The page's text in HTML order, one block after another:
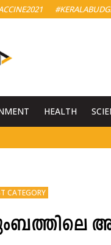
HEALTH
CATEGORY